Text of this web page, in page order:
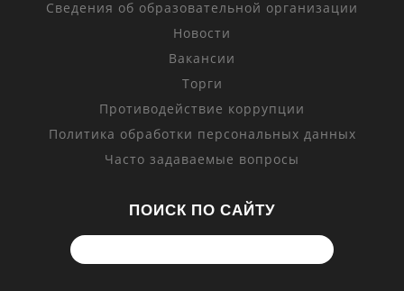
Сведения об образовательной организации
Новости
Вакансии
Торги
Противодействие коррупции
Политика обработки персональных данных
Часто задаваемые вопросы
ПОИСК ПО САЙТУ